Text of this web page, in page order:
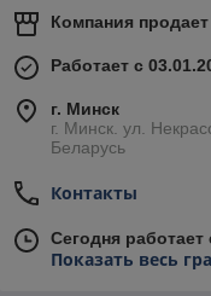
Компания продает
Работает с
г. Минск
г. Минск. ул.
Беларусь
Контакты
Сегодня работает
Показать весь